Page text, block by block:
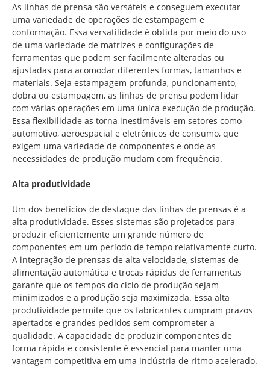
As linhas de prensa são versáteis e conseguem executar
uma variedade de operações de estampagem e
conformação. Essa versatilidade é obtida por meio do uso
de uma variedade de matrizes e configurações de
ferramentas que podem ser facilmente alteradas ou
ajustadas para acomodar diferentes formas, tamanhos e
materiais. Seja estampagem profunda, puncionamento,
dobra ou estampagem, as linhas de prensa podem lidar
com várias operações em uma única execução de produção.
Essa flexibilidade as torna inestimáveis em setores como
automotivo, aeroespacial e eletrônicos de consumo, que
exigem uma variedade de componentes e onde as
necessidades de produção mudam com frequência.
Alta produtividade
Um dos benefícios de destaque das linhas de prensas é a
alta produtividade. Esses sistemas são projetados para
produzir eficientemente um grande número de
componentes em um período de tempo relativamente curto.
A integração de prensas de alta velocidade, sistemas de
alimentação automática e trocas rápidas de ferramentas
garante que os tempos do ciclo de produção sejam
minimizados e a produção seja maximizada. Essa alta
produtividade permite que os fabricantes cumpram prazos
apertados e grandes pedidos sem comprometer a
qualidade. A capacidade de produzir componentes de
forma rápida e consistente é essencial para manter uma
vantagem competitiva em uma indústria de ritmo acelerado.